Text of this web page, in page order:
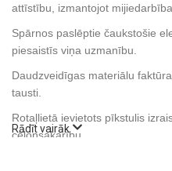
attīstību, izmantojot
Spārnos paslēptie čaukstošie
piesaistīs viņa uzmanību.
Daudzveidīgas materiālu
tausti.
Rotaļlietā ievietots pīkstulis
cēloņsakarību.
Rādīt vairāk